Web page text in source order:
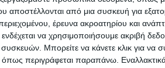
αποστέλλονται από μια συσκευή για
έρευνα ακροατηρίου και
να χρησιμοποιήσουμε ακριβή
Μπορείτε να κάνετε κλικ για να
περιγράφεται παραπάνω.
φαγητό θα μαγείρευες στο